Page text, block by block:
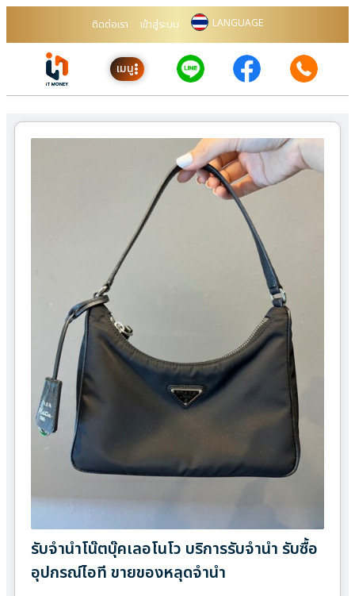
ติดต่อเรา เข้าสู่ระบบ LANGUAGE
เมนู
รับจำนำโน๊ตบุ๊คเลอโนโว บริการรับจำนำ รับซื้อ
อุปกรณ์ไอที ขายของหลุดจำนำ